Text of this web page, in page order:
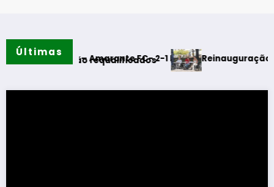
Últimas
do Torrão requalificados
Tondela – Amarante FC- 2-1 FINAL Reinauguração da